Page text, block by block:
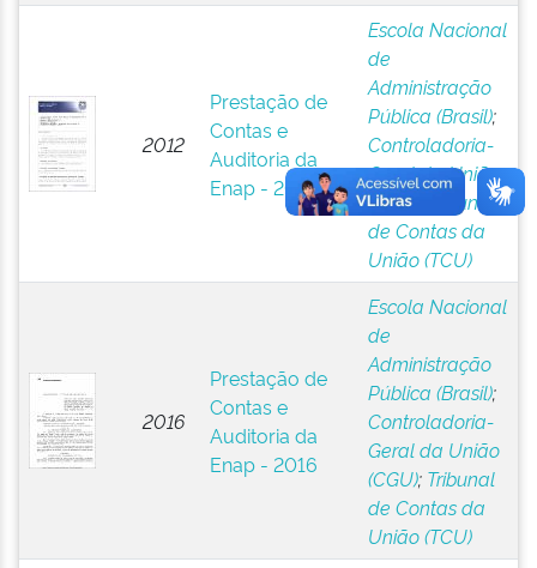
2012
Prestação de
Contas e
Auditoria da
Enap - 2012
Escola Nacional
de
Administração
Pública (Brasil);
Controladoria-
Geral da União
(CGU)
Tribunal
de Contas da
União (TCU)
2016
Prestação de
Contas e
Auditoria da
Enap - 2016
Escola Nacional
de
Administração
Pública (Brasil);
Controladoria-
Geral da União
(CGU); Tribunal
de Contas da
União (TCU)